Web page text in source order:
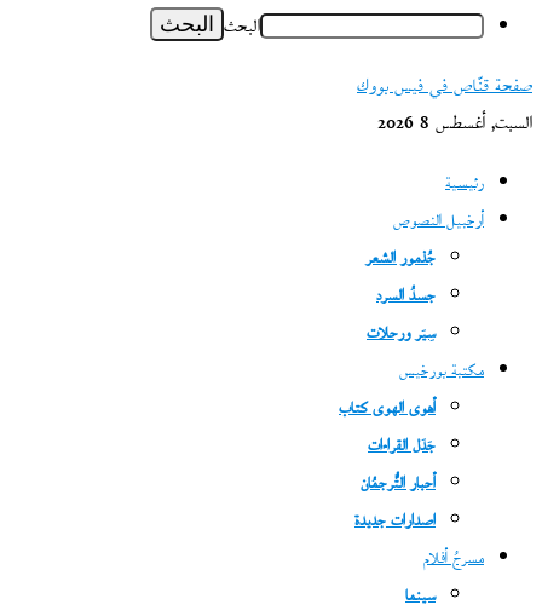
البحث
صفحة قنّاص في فيس بووك
السبت, أغسطس 8 2026
رئيسية
أرخبيل النصوص
جُذمور الشعر
جسدُ السرد
سِيَر ورحلات
مكتبة بورخيس
أهوى الهوى كتاب
جَدَل القراءات
أحبار التُّرجمُان
اصدارات جديدة
مسرحُ أفلام
سينما